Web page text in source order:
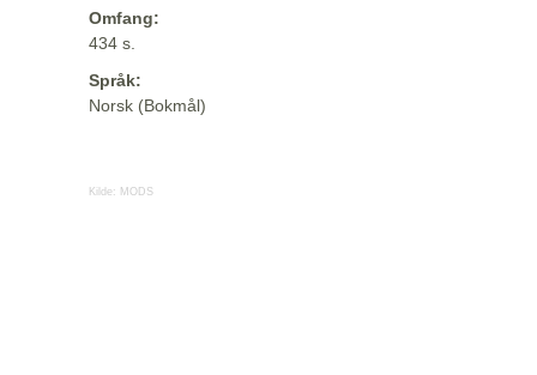
Omfang:
434 s.
Språk:
Norsk (Bokmål)
Kilde: MODS